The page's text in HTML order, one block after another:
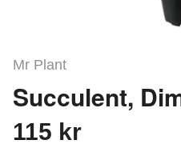
Mr Plant
Succulent,
115 kr